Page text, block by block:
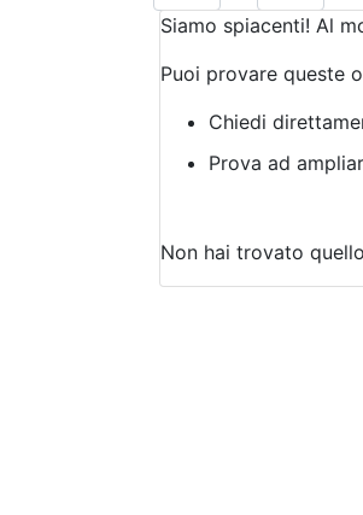
Siamo spiacenti! Al
Puoi provare queste
Chiedi
Prova ad
Non hai trovato